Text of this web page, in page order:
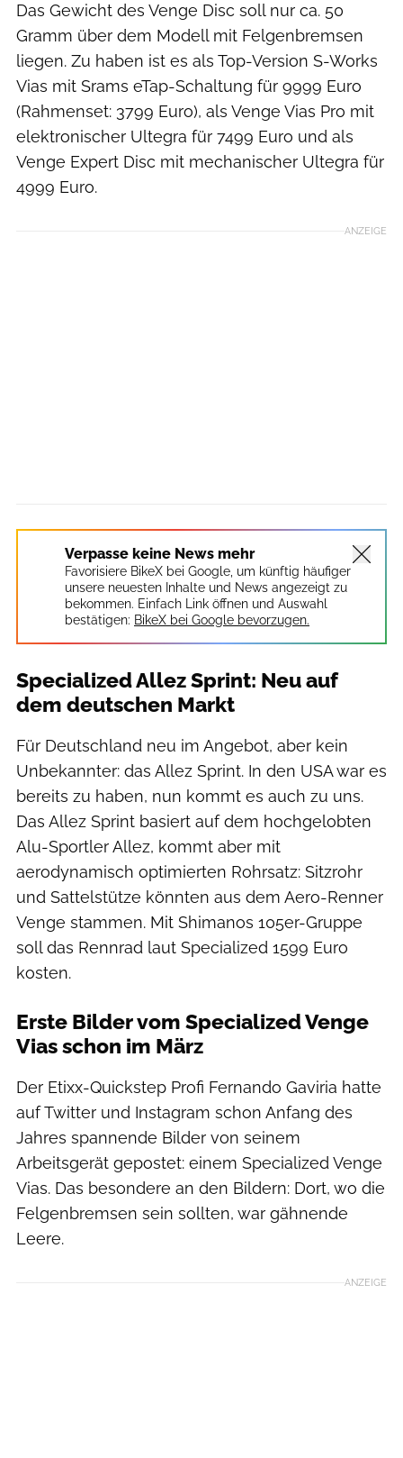
Das Gewicht des Venge Disc soll nur ca. 50
Gramm über dem Modell mit Felgenbremsen
liegen. Zu haben ist es als Top-Version S-Works
Vias mit Srams eTap-Schaltung für 9999 Euro
(Rahmenset: 3799 Euro), als Venge Vias Pro mit
elektronischer Ultegra für 7499 Euro und als
Venge Expert Disc mit mechanischer Ultegra für
4999 Euro.
ANZEIGE
Verpasse keine News mehr
Favorisiere BikeX bei Google, um künftig häufiger
unsere neuesten Inhalte und News angezeigt zu
bekommen. Einfach Link öffnen und Auswahl
bestätigen: BikeX bei Google bevorzugen.
Specialized Allez Sprint: Neu auf
dem deutschen Markt
Für Deutschland neu im Angebot, aber kein
Unbekannter: das Allez Sprint. In den USA war es
bereits zu haben, nun kommt es auch zu uns.
Das Allez Sprint basiert auf dem hochgelobten
Alu-Sportler Allez, kommt aber mit
aerodynamisch optimierten Rohrsatz: Sitzrohr
und Sattelstütze könnten aus dem Aero-Renner
Venge stammen. Mit Shimanos 105er-Gruppe
soll das Rennrad laut Specialized 1599 Euro
kosten.
Erste Bilder vom Specialized Venge
Vias schon im März
Der Etixx-Quickstep Profi Fernando Gaviria hatte
auf Twitter und Instagram schon Anfang des
Jahres spannende Bilder von seinem
Arbeitsgerät gepostet: einem Specialized Venge
Vias. Das besondere an den Bildern: Dort, wo die
Felgenbremsen sein sollten, war gähnende
Leere.
ANZEIGE